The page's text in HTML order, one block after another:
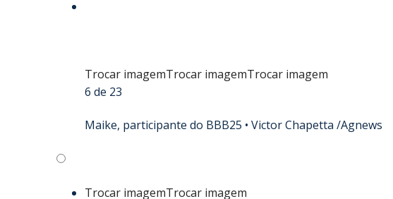
Trocar imagemTrocar imagemTrocar imagem
6 de 23
Maike, participante do BBB25 • Victor Chapetta /Agnews
Trocar imagemTrocar imagem